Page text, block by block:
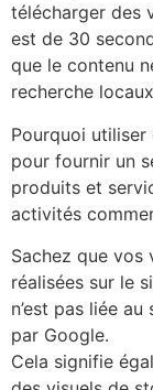
télécharger des
est de 30
que le contenu
recherche
Pourquoi
pour fournir un
produits et
activités
Sachez que vos
réalisées sur le
n’est pas liée
par Google.
​Cela signifie